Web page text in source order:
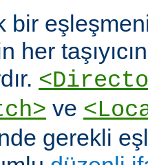
bir
her
ve
gerekli